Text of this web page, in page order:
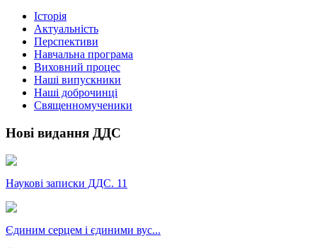
Історія
Актуальність
Перспективи
Навчальна програма
Виховний процес
Наші випускники
Наші доброчинці
Священномученики
Нові видання ДДС
Наукові записки ДДС. 11
Єдиним серцем і єдиними вус...